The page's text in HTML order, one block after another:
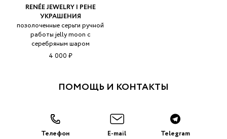
RENÉE JEWELRY | РЕНЕ
УКРАШЕНИЯ
позолоченные серьги ручной
работы jelly moon с
серебряным шаром
4 000 ₽
ПОМОЩЬ И КОНТАКТЫ
Телефон E-mail Telegram